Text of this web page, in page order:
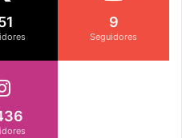
9
Seguidores